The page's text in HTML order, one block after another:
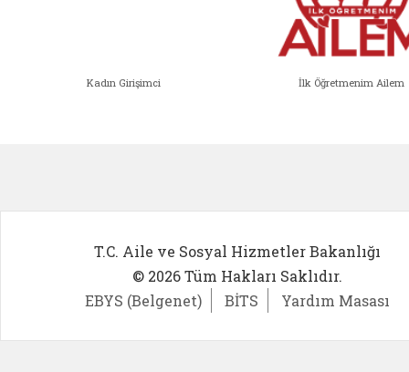
Kadın Girişimci İlk Öğretmenim Ailem
T.C. Aile ve Sosyal Hizmetler Bakanlığı
© 2026 Tüm Hakları Saklıdır.
EBYS (Belgenet)
BİTS Yardım Masası